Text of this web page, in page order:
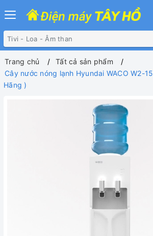
Trang chủ
Tất cả sản phẩm
Cây nước nóng lạnh Hyundai WACO W2-
Hãng )